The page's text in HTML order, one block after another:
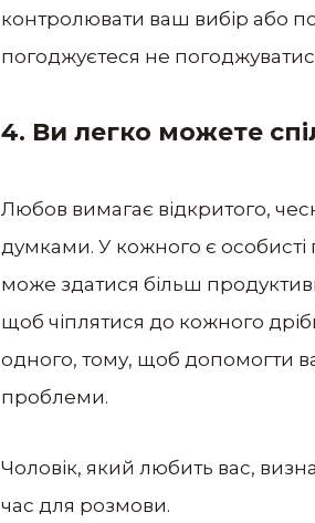
контролювати ваш вибір або
погоджуєтеся не
4. Ви легко можете
Любов вимагає відкритого,
думками. У кожного є особисті
може здатися більш
щоб чіплятися до кожного
одного, тому, щоб допомогти
проблеми.
Чоловік, який любить вас,
час для розмови.